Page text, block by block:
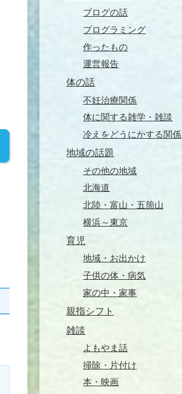
ブログの話
プログラミング
作ったもの
運営報告
体の話
不妊治療関係
体に関する雑学・雑談
冷えをどうにかする関係
地域の話題
その他の地域
北海道
北陸・富山・五箇山
横浜～東京
育児
地域・お出かけ
子供の体・病気
家の中・家事
親指シフト
雑談
よもやま話
掃除・片付け
本・映画